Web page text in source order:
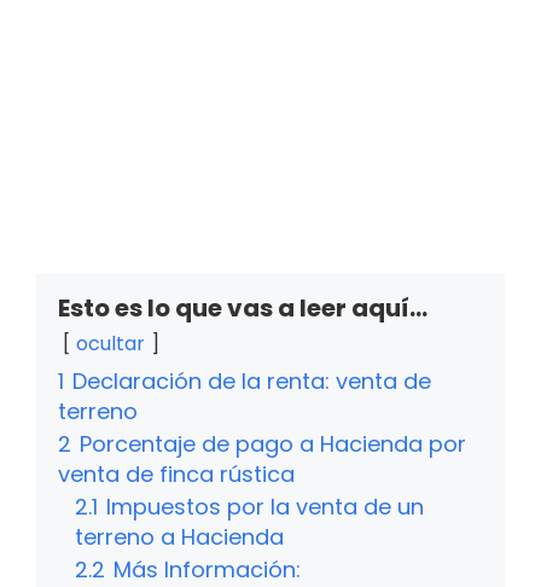
Esto es lo que vas a leer aquí...
ocultar
1 Declaración de la renta: venta de
terreno
2 Porcentaje de pago a Hacienda por
venta de finca rústica
2.1 Impuestos por la venta de un
terreno a Hacienda
2.2 Más Información: